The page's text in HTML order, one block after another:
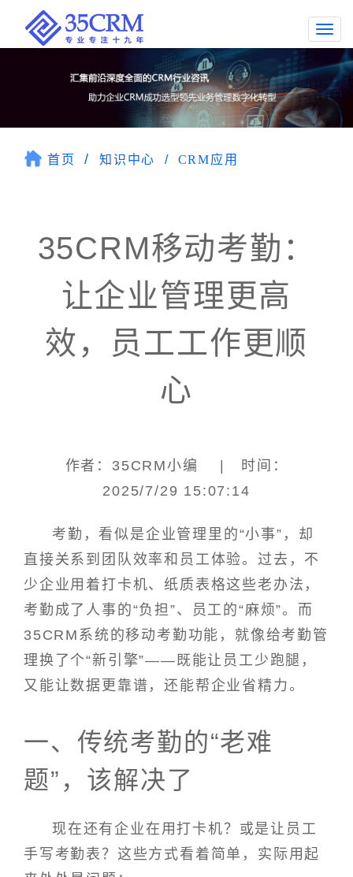
首页 知识中心 CRM应用
35CRM移动考勤：
让企业管理更高
效，员工工作更顺
心
作者：35CRM小编 | 时间：
2025/7/29 15:07:14
考勤，看似是企业管理里的“小事”，却
直接关系到团队效率和员工体验。过去，不
少企业用着打卡机、纸质表格这些老办法，
考勤成了人事的“负担”、员工的“麻烦”。而
35CRM系统的移动考勤功能，就像给考勤管
理换了个“新引擎”——既能让员工少跑腿，
又能让数据更靠谱，还能帮企业省精力。
一、传统考勤的“老难
题”，该解决了
现在还有企业在用打卡机？或是让员工
手写考勤表？这些方式看着简单，实际用起